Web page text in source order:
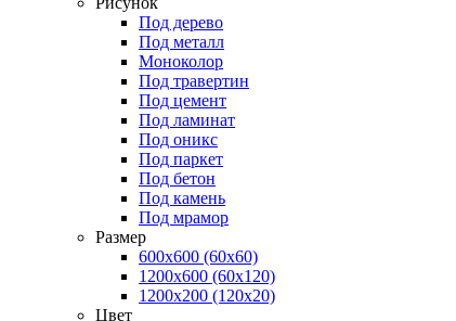
Под дерево
Под металл
Моноколор
Под травертин
Под цемент
Под ламинат
Под оникс
Под паркет
Под бетон
Под камень
Под мрамор
Размер
600х600 (60х60)
1200х600 (60х120)
1200х200 (120x20)
Цвет